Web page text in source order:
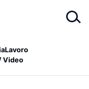
Lavoro
Video